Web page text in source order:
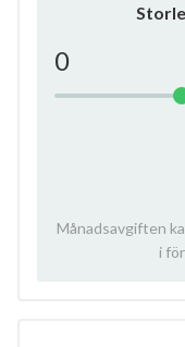
0
Månadsavgiften
i